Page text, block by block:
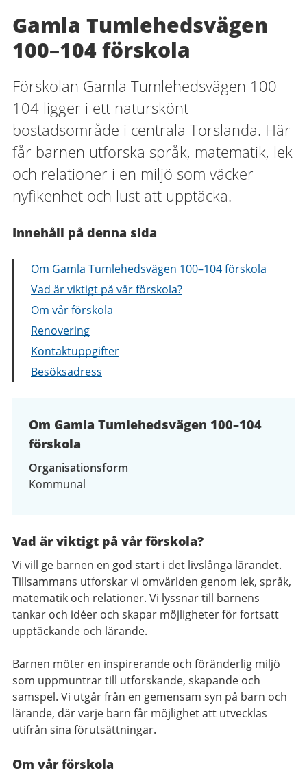
Gamla Tumlehedsvägen
100–104 förskola
Förskolan Gamla Tumlehedsvägen 100–
104 ligger i ett naturskönt
bostadsområde i centrala Torslanda. Här
får barnen utforska språk, matematik, lek
och relationer i en miljö som väcker
nyfikenhet och lust att upptäcka.
Innehåll på denna sida
Om Gamla Tumlehedsvägen 100–104 förskola
Vad är viktigt på vår förskola?
Om vår förskola
Renovering
Kontaktuppgifter
Besöksadress
Om Gamla Tumlehedsvägen 100–104
förskola
Organisationsform
Kommunal
Vad är viktigt på vår förskola?
Vi vill ge barnen en god start i det livslånga lärandet.
Tillsammans utforskar vi omvärlden genom lek, språk,
matematik och relationer. Vi lyssnar till barnens
tankar och idéer och skapar möjligheter för fortsatt
upptäckande och lärande.
Barnen möter en inspirerande och föränderlig miljö
som uppmuntrar till utforskande, skapande och
samspel. Vi utgår från en gemensam syn på barn och
lärande, där varje barn får möjlighet att utvecklas
utifrån sina förutsättningar.
Om vår förskola